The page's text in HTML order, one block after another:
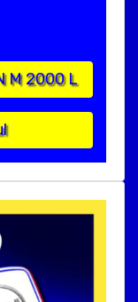
M 2000 L